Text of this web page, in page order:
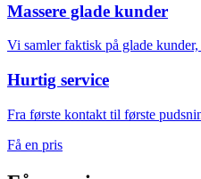
Massere glade kunder
Vi samler faktisk på glade
Hurtig service
Fra første kontakt til første
Få en pris